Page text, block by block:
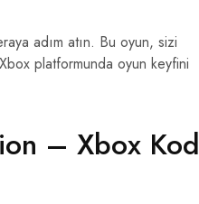
adım atın. Bu oyun, sizi
platformunda oyun keyfini
– Xbox Kod